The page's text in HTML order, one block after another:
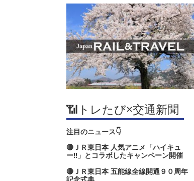
📶トレたび×交通新聞
注目のニュース👇
🔴ＪＲ東日本 人気アニメ「ハイキュ
ー‼」とコラボしたキャンペーン開催
🔴ＪＲ東日本 五能線全線開通９０周年